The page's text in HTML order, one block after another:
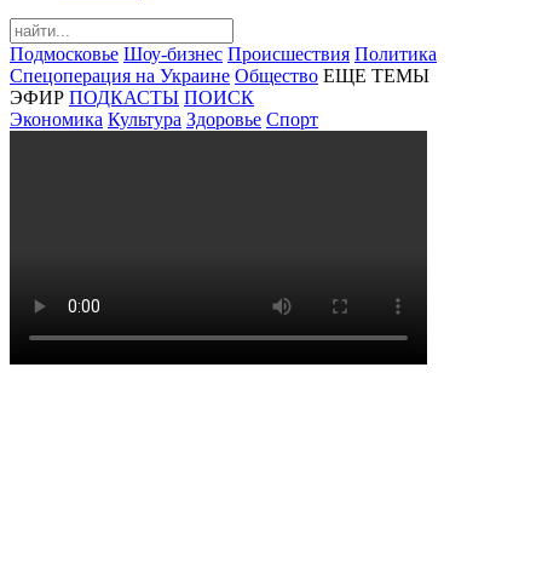
Подмосковье Шоу-бизнес Происшествия Политика
Спецоперация на Украине Общество ЕЩЕ ТЕМЫ
ЭФИР ПОДКАСТЫ ПОИСК
Экономика Культура Здоровье Спорт